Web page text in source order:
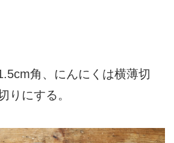
角、にんにくは横薄切
りにする。